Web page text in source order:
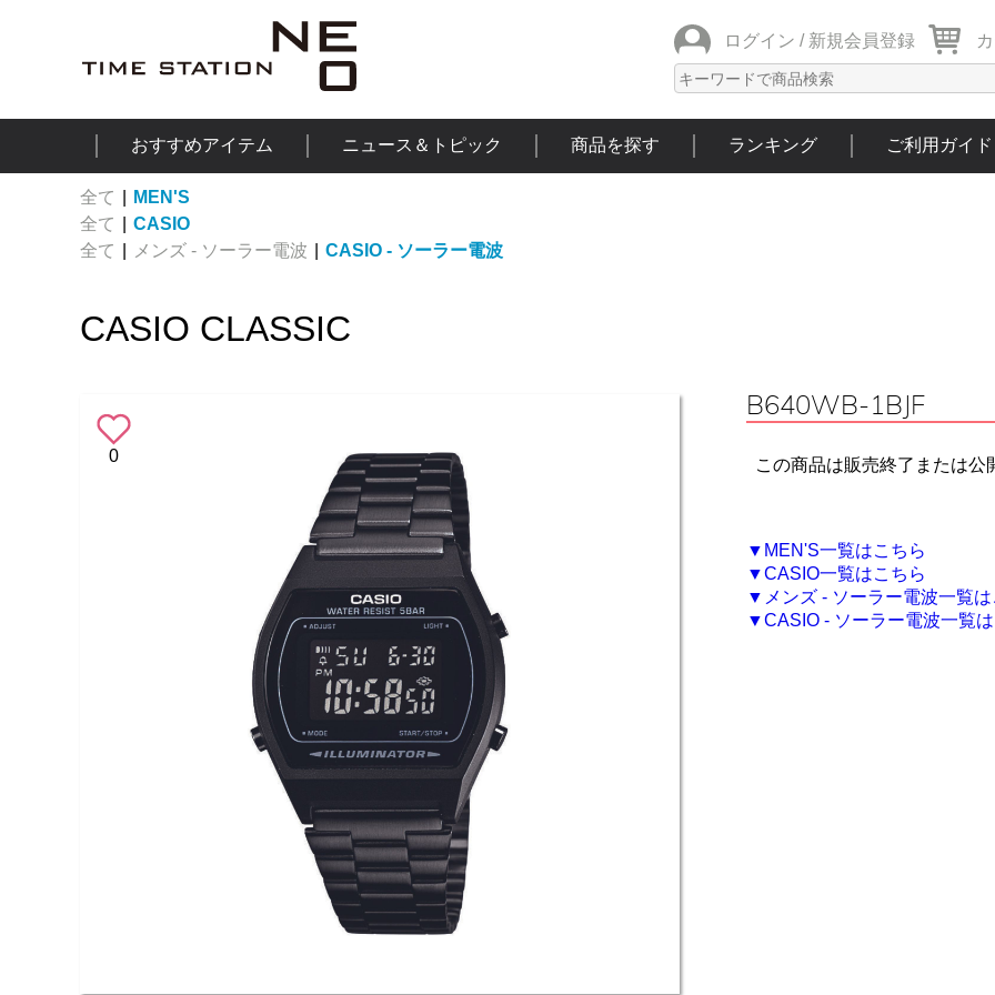
ログイン / 新規会員登録
おすすめアイテム ニュース＆トピック 商品を探す ランキング ご利用ガイド
全て
MEN'S
全て
CASIO
全て
メンズ - ソーラー電波 CASIO - ソーラー電波
CASIO CLASSIC
0
B640WB-1BJF
この商品は販売終了または公
▼MEN'S一覧はこちら
▼CASIO一覧はこちら
▼メンズ - ソーラー電波一覧は
▼CASIO - ソーラー電波一覧